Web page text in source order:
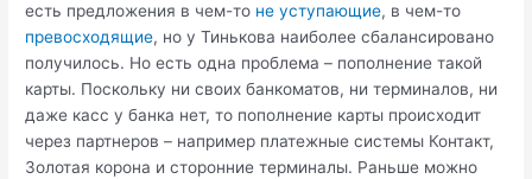
есть предложения в чем-то не уступающие, в чем-то
превосходящие, но у Тинькова наиболее сбалансировано
получилось. Но есть одна проблема – пополнение такой
карты. Поскольку ни своих банкоматов, ни терминалов, ни
даже касс у банка нет, то пополнение карты происходит
через партнеров – например платежные системы Контакт,
Золотая корона и сторонние терминалы. Раньше можно